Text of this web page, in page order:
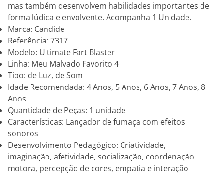
mas também desenvolvem habilidades importantes de
forma lúdica e envolvente. Acompanha 1 Unidade.
Marca: Candide
Referência: 7317
Modelo: Ultimate Fart Blaster
Linha: Meu Malvado Favorito 4
Tipo: de Luz, de Som
Idade Recomendada: 4 Anos, 5 Anos, 6 Anos, 7 Anos, 8
Anos
Quantidade de Peças: 1 unidade
Características: Lançador de fumaça com efeitos
sonoros
Desenvolvimento Pedagógico: Criatividade,
imaginação, afetividade, socialização, coordenação
motora, percepção de cores, empatia e interação